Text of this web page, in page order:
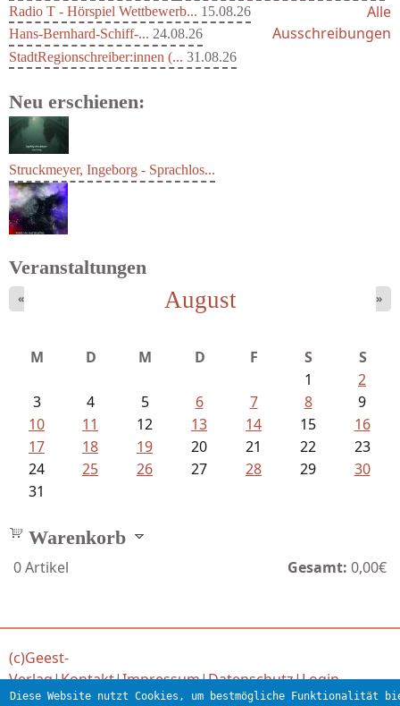
Radio T - Hörspiel Wettbewerb... 15.08.26
Hans-Bernhard-Schiff-... 24.08.26
StadtRegionschreiber:innen (... 31.08.26
Alle
Ausschreibungen
Neu erschienen:
Mayer König, Wolfgang - Dichtungen...
Struckmeyer, Ingeborg - Sprachlos...
Veranstaltungen
August
« »
M D M D F S
S
1
2
3
4 5 6 7 8
9
10
11 12 13 14 15
16
17
18 19 20 21 22
23
24
25 26 27 28 29
30
31
Warenkorb
0Artikel Gesamt: 0,00€
(c)Geest-
Verlag|Kontakt|Impressum|Datenschutz|Login
Diese Website nutzt Cookies, um bestmögliche Funktionalität